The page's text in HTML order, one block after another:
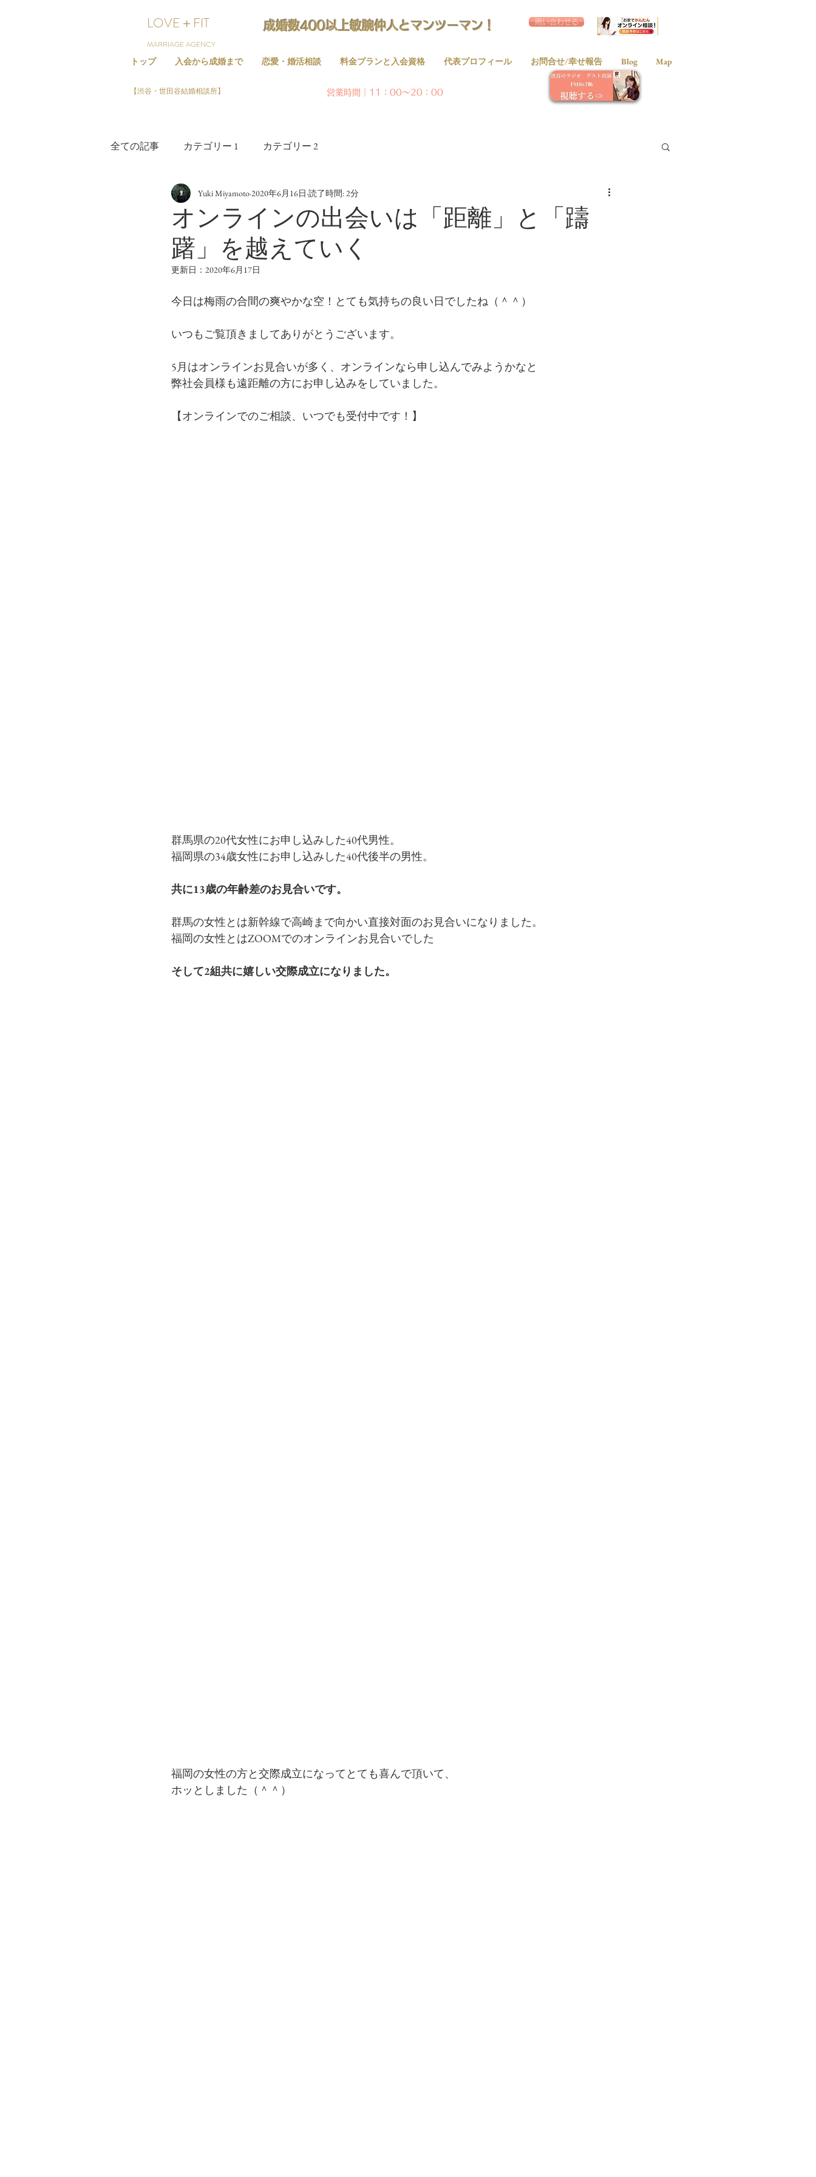
LOVE＋FIT 成婚数400以上敏腕仲人とマンツーマン！ 問い合わせる
MARRIAGE AGENCY
トップ
入会から成婚まで 恋愛・婚活相談 料金プランと入会資格 代表プロフィール お問合せ/幸せ報告 Blog Map
【渋谷・世田谷結婚相談所】 営業時間｜11：00～20：00
全ての記事 カテゴリー 1 カテゴリー 2
オンラインの出会いは「距離」と「躊
躇」を越えていく
Yuki Miyamoto 2020年6月16日 読了時間: 2分
更新日： 2020年6月17日
今日は梅雨の合間の爽やかな空！とても気持ちの良い日でしたね（＾＾）
いつもご覧頂きましてありがとうございます。
5月はオンラインお見合いが多く、オンラインなら申し込んでみようかなと
弊社会員様も遠距離の方にお申し込みをしていました。
【オンラインでのご相談、いつでも受付中です！】
群馬県の20代女性にお申し込みした40代男性。
福岡県の34歳女性にお申し込みした40代後半の男性。
共に13歳の年齢差のお見合いです。
群馬の女性とは新幹線で高崎まで向かい直接対面のお見合いになりました。
福岡の女性とはZOOMでのオンラインお見合いでした
そして2組共に嬉しい交際成立になりました。
福岡の女性の方と交際成立になってとても喜んで頂いて、
ホッとしました（＾＾）